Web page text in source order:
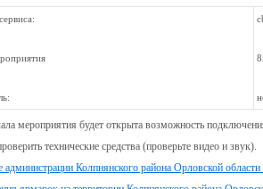
мероприятия будет открыта возможность
технические средства (проверьте видео и звук).
администрации Колпнянского района Орловской